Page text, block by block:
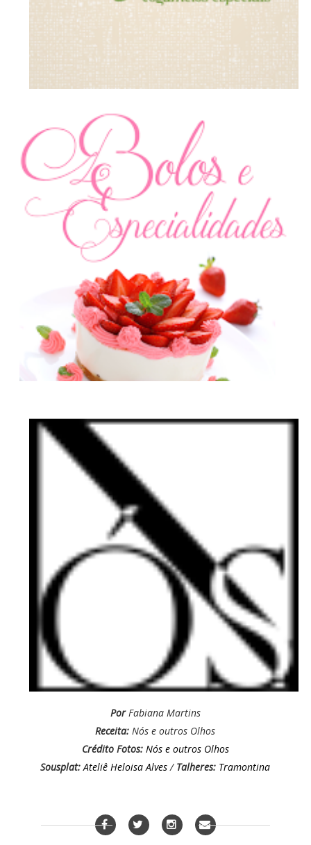
PorFabiana Martins
Receita: Nós e outros Olhos
Crédito Fotos: Nós e outros Olhos
Sousplat: Ateliê Heloisa Alves/ Talheres: Tramontina